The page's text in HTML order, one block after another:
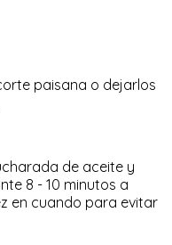
paisana o dejarlos
de aceite y
8 - 10 minutos a
en cuando para evitar